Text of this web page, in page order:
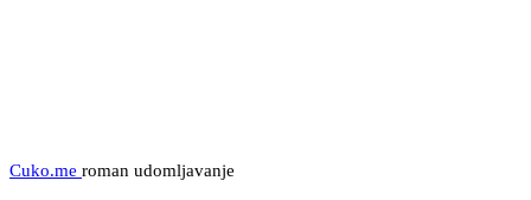
Cuko.me roman udomljavanje